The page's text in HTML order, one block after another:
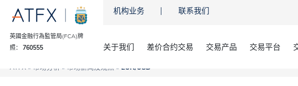
英國金融行為監管局(FCA)牌
照：
760555
机构业务 联系我们
关于我们 差价合约交易 交易产品 交易平台
ATFX » 市场分析 » 市场新闻及观点 » EUR/USD